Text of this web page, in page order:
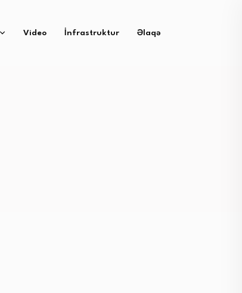
Video İnfrastruktur Əlaqə